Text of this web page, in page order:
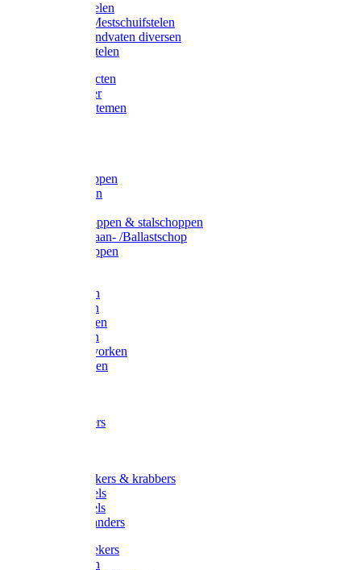
Gardena stelen
Sneeuw- /Mestschuifstelen
Stelen / Handvaten diversen
Telescoopstelen
Tuin producten
Fruitplukker
Ophangsystemen
Betonschoppen
Schepbatsen
Ballastschoppen & stalschoppen
Slijtsrip Graan- /Ballastschop
Graanschoppen
Hooivorken
Mestvorken
Bietenvorken
Maisvorken
Aardappelvorken
Vijgenvorken
Tuinkrabbers
Onkruidstekers & krabbers
Hartschoffels
Ruitschoffels
Onkruidbranders
Graskantstekers
Verticuteren